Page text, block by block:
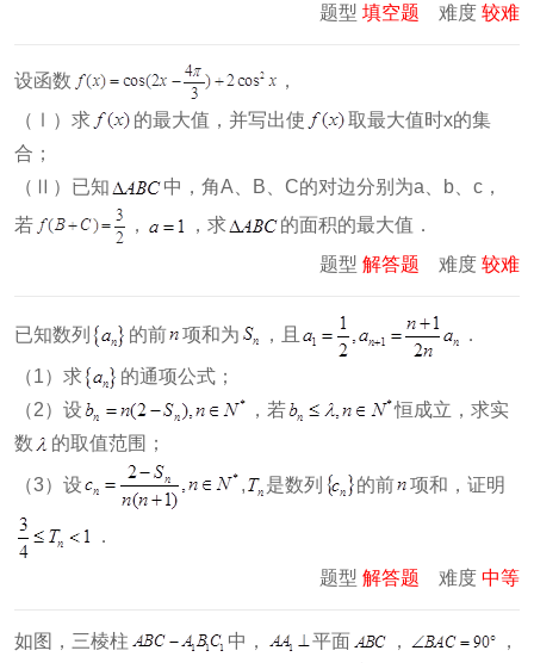
题型 填空题 难度 较难
设函数
（Ⅰ）求
的最大值，并写出使
取最大值时x的集
合；
（Ⅱ）已知
中，角A、B、C的对边分别为a、b、c，
若
，求
的面积的最大值．
题型 解答题 难度 较难
已知数列 的前 项和为 ，且
（1）求
的通项公式；
（2）设
，若
恒成立，求实
数
的取值范围；
（3）设 , 是数列 的前 项和，证明
．
题型 解答题 难度 中等
如图，三棱柱 中， 平面 ，
，